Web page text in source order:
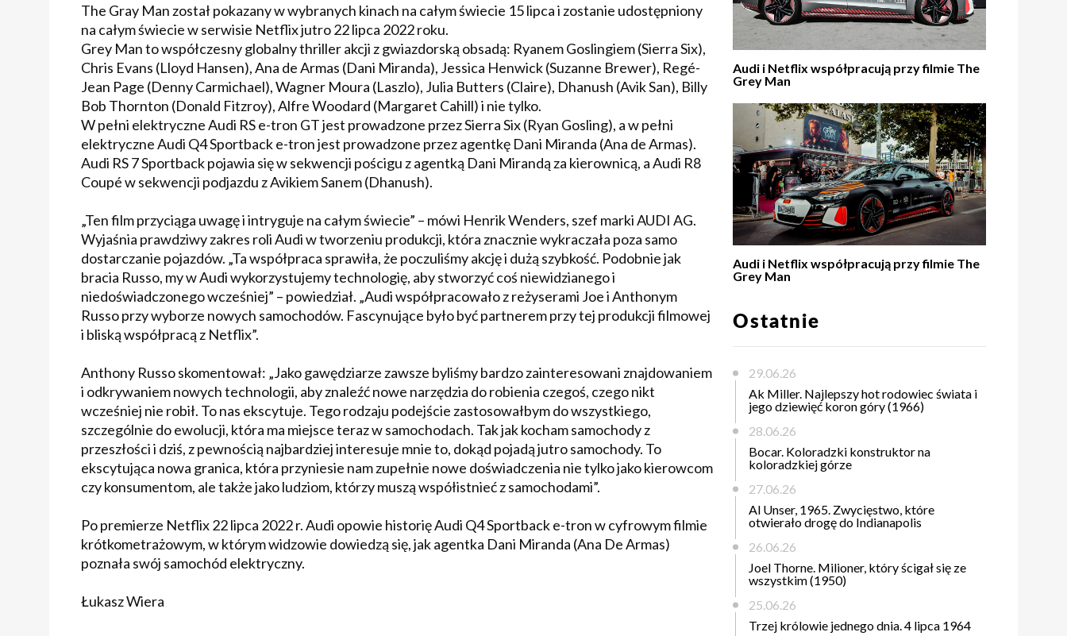
The Gray Man został pokazany w wybranych kinach na całym świecie 15 lipca i zostanie udostępniony
na całym świecie w serwisie Netflix jutro 22 lipca 2022 roku.
Grey Man to współczesny globalny thriller akcji z gwiazdorską obsadą: Ryanem Goslingiem (Sierra Six),
Chris Evans (Lloyd Hansen), Ana de Armas (Dani Miranda), Jessica Henwick (Suzanne Brewer), Regé-
Jean Page (Denny Carmichael), Wagner Moura (Laszlo), Julia Butters (Claire), Dhanush (Avik San), Billy
Bob Thornton (Donald Fitzroy), Alfre Woodard (Margaret Cahill) i nie tylko.
W pełni elektryczne Audi RS e-tron GT jest prowadzone przez Sierra Six (Ryan Gosling), a w pełni
elektryczne Audi Q4 Sportback e-tron jest prowadzone przez agentkę Dani Miranda (Ana de Armas).
Audi RS 7 Sportback pojawia się w sekwencji pościgu z agentką Dani Mirandą za kierownicą, a Audi R8
Coupé w sekwencji podjazdu z Avikiem Sanem (Dhanush).
„Ten film przyciąga uwagę i intryguje na całym świecie” – mówi Henrik Wenders, szef marki AUDI AG.
Wyjaśnia prawdziwy zakres roli Audi w tworzeniu produkcji, która znacznie wykraczała poza samo
dostarczanie pojazdów. „Ta współpraca sprawiła, że poczuliśmy akcję i dużą szybkość. Podobnie jak
bracia Russo, my w Audi wykorzystujemy technologię, aby stworzyć coś niewidzianego i
niedoświadczonego wcześniej” – powiedział. „Audi współpracowało z reżyserami Joe i Anthonym
Russo przy wyborze nowych samochodów. Fascynujące było być partnerem przy tej produkcji filmowej
i bliską współpracą z Netflix”.
Anthony Russo skomentował: „Jako gawędziarze zawsze byliśmy bardzo zainteresowani znajdowaniem
i odkrywaniem nowych technologii, aby znaleźć nowe narzędzia do robienia czegoś, czego nikt
wcześniej nie robił. To nas ekscytuje. Tego rodzaju podejście zastosowałbym do wszystkiego,
szczególnie do ewolucji, która ma miejsce teraz w samochodach. Tak jak kocham samochody z
przeszłości i dziś, z pewnością najbardziej interesuje mnie to, dokąd pojadą jutro samochody. To
ekscytująca nowa granica, która przyniesie nam zupełnie nowe doświadczenia nie tylko jako kierowcom
czy konsumentom, ale także jako ludziom, którzy muszą współistnieć z samochodami”.
Po premierze Netflix 22 lipca 2022 r. Audi opowie historię Audi Q4 Sportback e-tron w cyfrowym filmie
krótkometrażowym, w którym widzowie dowiedzą się, jak agentka Dani Miranda (Ana De Armas)
poznała swój samochód elektryczny.
Łukasz Wiera
Audi i Netflix współpracują przy filmie The
Grey Man
Audi i Netflix współpracują przy filmie The
Grey Man
Ostatnie
29.06.26
Ak Miller. Najlepszy hot rodowiec świata i
jego dziewięć koron góry (1966)
28.06.26
Bocar. Koloradzki konstruktor na
koloradzkiej górze
27.06.26
Al Unser, 1965. Zwycięstwo, które
otwierało drogę do Indianapolis
26.06.26
Joel Thorne. Milioner, który ścigał się ze
wszystkim (1950)
25.06.26
Trzej królowie jednego dnia. 4 lipca 1964